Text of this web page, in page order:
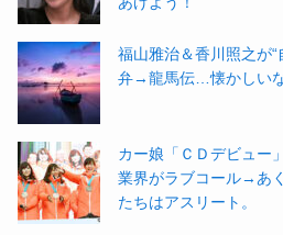
福山雅治＆香川照之が“
弁→龍馬伝…懐かしい
カー娘「ＣＤデビュー
業界がラブコール→あ
たちはアスリート。